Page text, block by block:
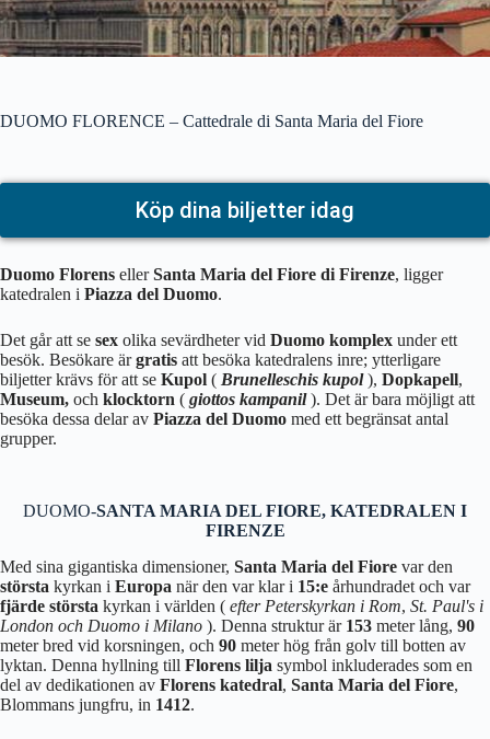
DUOMO FLORENCE – Cattedrale di Santa Maria del Fiore
Köp dina biljetter idag
Duomo Florens ellerSanta Maria del Fiore di Firenze, ligger
katedralen i Piazza del Duomo.
Det går att se sex olika sevärdheter vid Duomo komplex under ett
besök. Besökare ärgratis att besöka katedralens inre; ytterligare
biljetter krävs för att se Kupol ( Brunelleschis kupol), Dopkapell,
Museum, och klocktorn ( giottos kampanil). Det är bara möjligt att
besöka dessa delar av Piazza del Duomo med ett begränsat antal
grupper.
DUOMO-SANTA MARIA DEL FIORE, KATEDRALEN I
FIRENZE
Med sina gigantiska dimensioner, Santa Maria del Fiore var den
största kyrkan i Europa när den var klar i 15:e århundradet och var
fjärde största kyrkan i världen ( efter Peterskyrkan i Rom, St. Paul's i
London och Duomo i Milano ). Denna struktur är 153 meter lång, 90
meter bred vid korsningen, och 90 meter hög från golv till botten av
lyktan. Denna hyllning till Florens lilja symbol inkluderades som en
del av dedikationen av Florens katedral, Santa Maria del Fiore,
Blommans jungfru, in 1412.